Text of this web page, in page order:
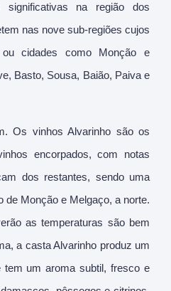
significativas na região dos
nas nove sub-regiões cujos
cidades como Monção e
Basto, Sousa, Baião, Paiva e
Os vinhos Alvarinho são os
encorpados, com notas
dos restantes, sendo uma
de Monção e Melgaço, a norte.
as temperaturas são bem
a casta Alvarinho produz um
tem um aroma subtil, fresco e